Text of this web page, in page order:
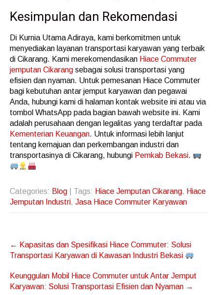
Kesimpulan dan Rekomendasi
Di Kurnia Utama Adiraya, kami berkomitmen untuk
menyediakan layanan transportasi karyawan yang terbaik
di Cikarang. Kami merekomendasikan Hiace Commuter
jemputan Cikarang sebagai solusi transportasi yang
efisien dan nyaman. Untuk pemesanan Hiace Commuter
bagi kebutuhan antar jemput karyawan dan pegawai
Anda, hubungi kami di halaman kontak website ini atau via
tombol WhatsApp pada bagian bawah website ini. Kami
adalah perusahaan dengan legalitas yang terdaftar pada
Kementerian Keuangan. Untuk informasi lebih lanjut
tentang kemajuan dan perkembangan industri dan
transportasinya di Cikarang, hubungi Pemkab Bekasi.
Categories: Blog | Tags: Hiace Jemputan Cikarang, Hiace
Jemputan Industri, Jasa Hiace Commuter Karyawan
Post
navigation
← Kapasitas dan Spesifikasi Hiace Commuter: Solusi
Transportasi Karyawan di Kawasan Industri Bekasi
Keunggulan Mobil Hiace Commuter untuk Antar Jemput
Karyawan: Solusi Transportasi Efisien dan Nyaman →